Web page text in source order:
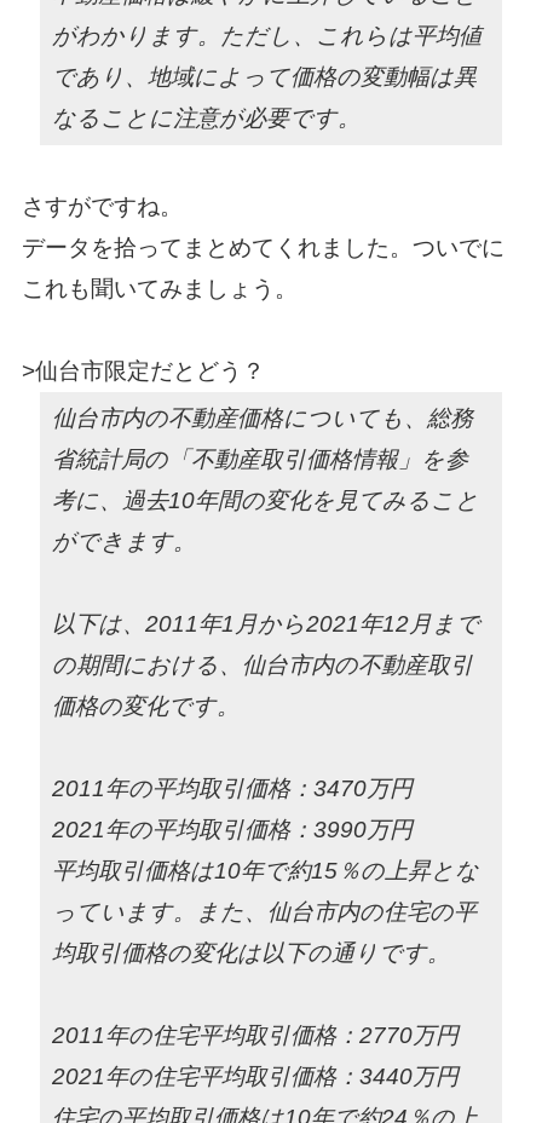
がわかります。ただし、これらは平均値
であり、地域によって価格の変動幅は異
なることに注意が必要です。
さすがですね。
データを拾ってまとめてくれました。ついでに
これも聞いてみましょう。
>仙台市限定だとどう？
仙台市内の不動産価格についても、総務
省統計局の「不動産取引価格情報」を参
考に、過去10年間の変化を見てみること
ができます。
以下は、2011年1月から2021年12月まで
の期間における、仙台市内の不動産取引
価格の変化です。
2011年の平均取引価格：3470万円
2021年の平均取引価格：3990万円
平均取引価格は10年で約15％の上昇とな
っています。また、仙台市内の住宅の平
均取引価格の変化は以下の通りです。
2011年の住宅平均取引価格：2770万円
2021年の住宅平均取引価格：3440万円